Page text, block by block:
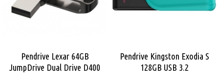
Pendrive Lexar 64GB
JumpDrive Dual Drive D400
Pendrive Kingston Exodia S
128GB USB 3.2